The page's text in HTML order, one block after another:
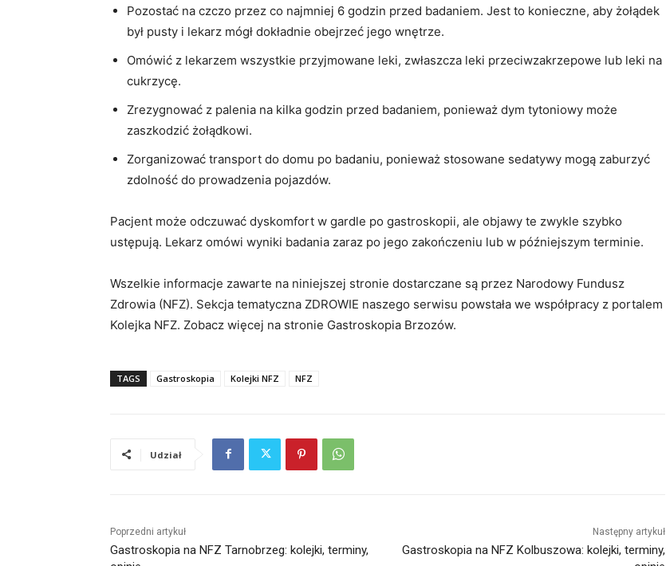
Pozostać na czczo przez co najmniej 6 godzin przed badaniem. Jest to konieczne, aby żołądek
był pusty i lekarz mógł dokładnie obejrzeć jego wnętrze.
Omówić z lekarzem wszystkie przyjmowane leki, zwłaszcza leki przeciwzakrzepowe lub leki na
cukrzycę.
Zrezygnować z palenia na kilka godzin przed badaniem, ponieważ dym tytoniowy może
zaszkodzić żołądkowi.
Zorganizować transport do domu po badaniu, ponieważ stosowane sedatywy mogą zaburzyć
zdolność do prowadzenia pojazdów.
Pacjent może odczuwać dyskomfort w gardle po gastroskopii, ale objawy te zwykle szybko
ustępują. Lekarz omówi wyniki badania zaraz po jego zakończeniu lub w późniejszym terminie.
Wszelkie informacje zawarte na niniejszej stronie dostarczane są przez Narodowy Fundusz
Zdrowia (NFZ). Sekcja tematyczna ZDROWIE naszego serwisu powstała we współpracy z portalem
Kolejka NFZ. Zobacz więcej na stronie Gastroskopia Brzozów.
TAGS Gastroskopia Kolejki NFZ NFZ
Udział
Poprzedni artykuł
Gastroskopia na NFZ Tarnobrzeg: kolejki, terminy,
Następny artykuł
Gastroskopia na NFZ Kolbuszowa: kolejki, terminy,